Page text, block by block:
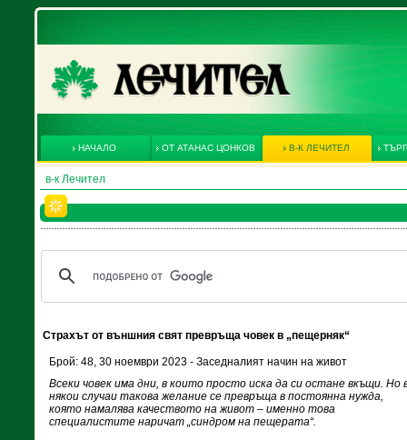
НАЧАЛО ОТ АТАНАС ЦОНКОВ В-К ЛЕЧИТЕЛ
в-к Лечител
Страхът от външния свят превръща човек в „пещерняк“
Брой: 48, 30 ноември 2023 - Заседналият начин на живот
Всеки човек има дни, в които просто иска да си остане вкъщи. Но
някои случаи такова желание се превръща в постоянна нужда,
която намалява качеството на живот – именно това
специалистите наричат „синдром на пещерата“.